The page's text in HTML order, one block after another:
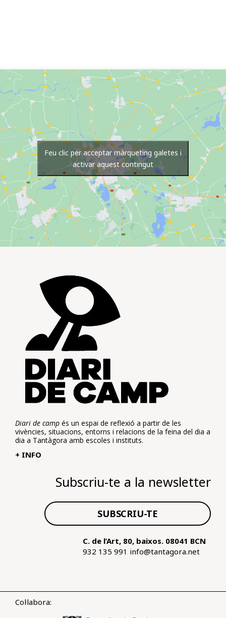
Feu clic per acceptar màrqueting galetes i
activar aquest contingut
Diari de camp és un espai de reflexió a partir de les
vivències, situacions, entorns i relacions de la feina del dia a
dia a Tantàgora amb escoles i instituts.
+ INFO
Subscriu-te a la newsletter
SUBSCRIU-TE
C. de l’Art, 80, baixos. 08041 BCN
932 135 991 info@tantagora.net
Col·labora: